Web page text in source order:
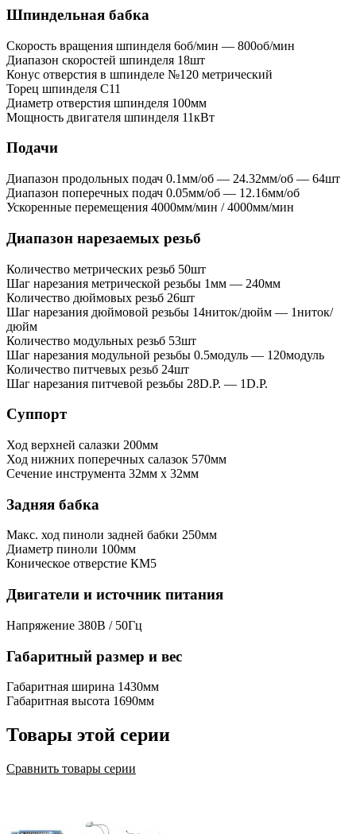
Шпиндельная бабка
Скорость вращения шпинделя 6об/мин — 800об/мин
Диапазон скоростей шпинделя 18шт
Конус отверстия в шпинделе №120 метрический
Торец шпинделя C11
Диаметр отверстия шпинделя 100мм
Мощность двигателя шпинделя 11кВт
Подачи
Диапазон продольных подач 0.1мм/об — 24.32мм/об — 64шт
Диапазон поперечных подач 0.05мм/об — 12.16мм/об
Ускоренные перемещения 4000мм/мин / 4000мм/мин
Диапазон нарезаемых резьб
Количество метрических резьб 50шт
Шаг нарезания метрической резьбы 1мм — 240мм
Количество дюймовых резьб 26шт
Шаг нарезания дюймовой резьбы 14ниток/дюйм — 1ниток/
дюйм
Количество модульных резьб 53шт
Шаг нарезания модульной резьбы 0.5модуль — 120модуль
Количество питчевых резьб 24шт
Шаг нарезания питчевой резьбы 28D.P. — 1D.P.
Суппорт
Ход верхней салазки 200мм
Ход нижних поперечных салазок 570мм
Сечение инструмента 32мм x 32мм
Задняя бабка
Макс. ход пиноли задней бабки 250мм
Диаметр пиноли 100мм
Коническое отверстие КМ5
Двигатели и источник питания
Напряжение 380В / 50Гц
Габаритный размер и вес
Габаритная ширина 1430мм
Габаритная высота 1690мм
Товары этой серии
Сравнить товары серии